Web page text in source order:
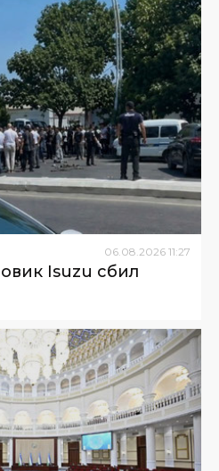
06.08.2026 11:27
Isuzu сбил